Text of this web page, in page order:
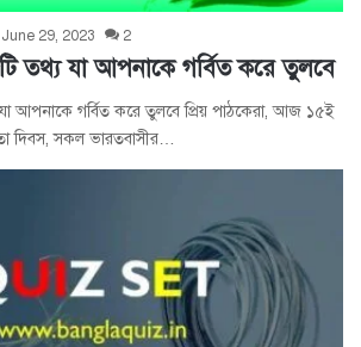
June 29, 2023 2
তথ্য যা আপনাকে গর্বিত করে তুলবে
আপনাকে গর্বিত করে তুলবে প্রিয় পাঠকেরা, আজ ১৫ই
দিবস, সকল ভারতবাসীর…